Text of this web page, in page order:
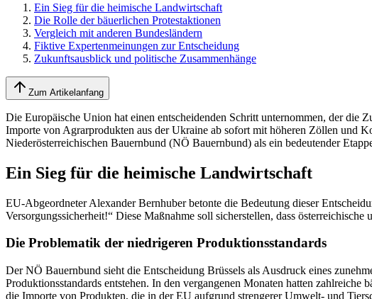
Ein Sieg für die heimische Landwirtschaft
Die Rolle der bäuerlichen Protestaktionen
Vergleich mit anderen Bundesländern
Fiktive Expertenmeinungen zur Entscheidung
Zukunftsausblick und politische Zusammenhänge
Zum Artikelanfang
Die Europäische Union hat einen entscheidenden Schritt unternommen, der
Importe von Agrarprodukten aus der Ukraine ab sofort mit höheren Zöllen und
Niederösterreichischen Bauernbund (NÖ Bauernbund) als ein bedeutender
Ein Sieg für die heimische Landwirtschaft
EU-Abgeordneter Alexander Bernhuber betonte die Bedeutung dieser
Versorgungssicherheit!“ Diese Maßnahme soll sicherstellen, dass
Die Problematik der niedrigeren Produktionsstandards
Der NÖ Bauernbund sieht die Entscheidung Brüssels als Ausdruck eines
Produktionsstandards entstehen. In den vergangenen Monaten hatten
die Importe von Produkten, die in der EU aufgrund strengerer Umwelt- und